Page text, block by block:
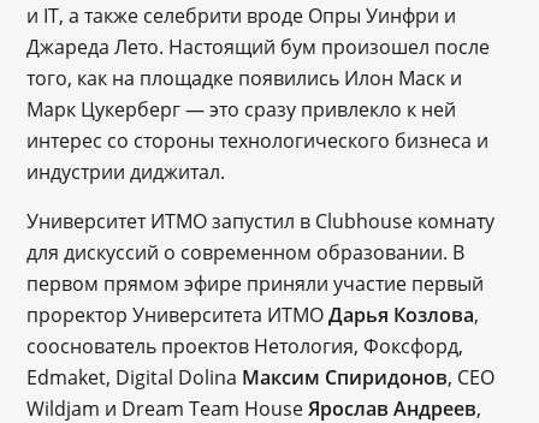
и IT, а также селебрити вроде Опры Уинфри и
Джареда Лето. Настоящий бум произошел после
того, как на площадке появились Илон Маск и
Марк Цукерберг ― это сразу привлекло к ней
интерес со стороны технологического бизнеса и
индустрии диджитал.
Университет ИТМО запустил в Clubhouse комнату
для дискуссий о современном образовании. В
первом прямом эфире приняли участие первый
проректор Университета ИТМОДарья Козлова,
сооснователь проектов Нетология, Фоксфорд,
Edmaket, Digital Dolina Максим Спиридонов, СЕО
Wildjam и Dream Team HouseЯрослав Андреев,